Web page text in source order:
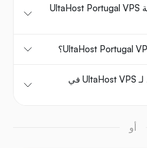
كيف يمكنني إدارة استضافة UltaHost Portugal VPS
ما هو ضمان وقت التشغيل لـ UltaHost VPS في
أو